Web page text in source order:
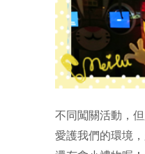
不同闖關活動，
愛護我們的環境